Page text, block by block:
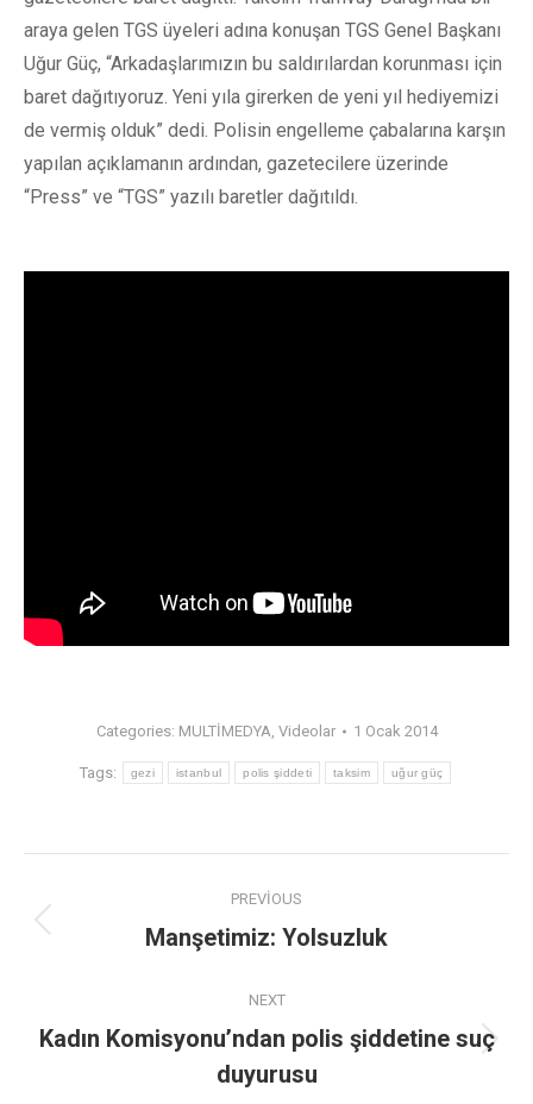
araya gelen TGS üyeleri adına konuşan TGS Genel Başkanı
Uğur Güç, “Arkadaşlarımızın bu saldırılardan korunması için
baret dağıtıyoruz. Yeni yıla girerken de yeni yıl hediyemizi
de vermiş olduk” dedi. Polisin engelleme çabalarına karşın
yapılan açıklamanın ardından, gazetecilere üzerinde
“Press” ve “TGS” yazılı baretler dağıtıldı.
Categories: MULTİMEDYA, Videolar 1 Ocak 2014
Tags: gezi istanbul polis şiddeti taksim uğur güç
PREVIOUS
Manşetimiz: Yolsuzluk
NEXT
Kadın Komisyonu’ndan polis şiddetine suç
duyurusu